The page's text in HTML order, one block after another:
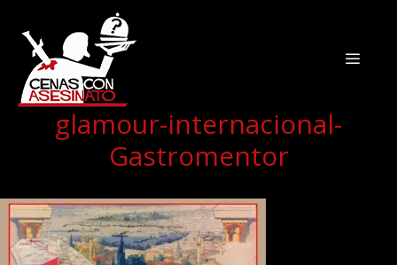
glamour-internacional-
Gastromentor